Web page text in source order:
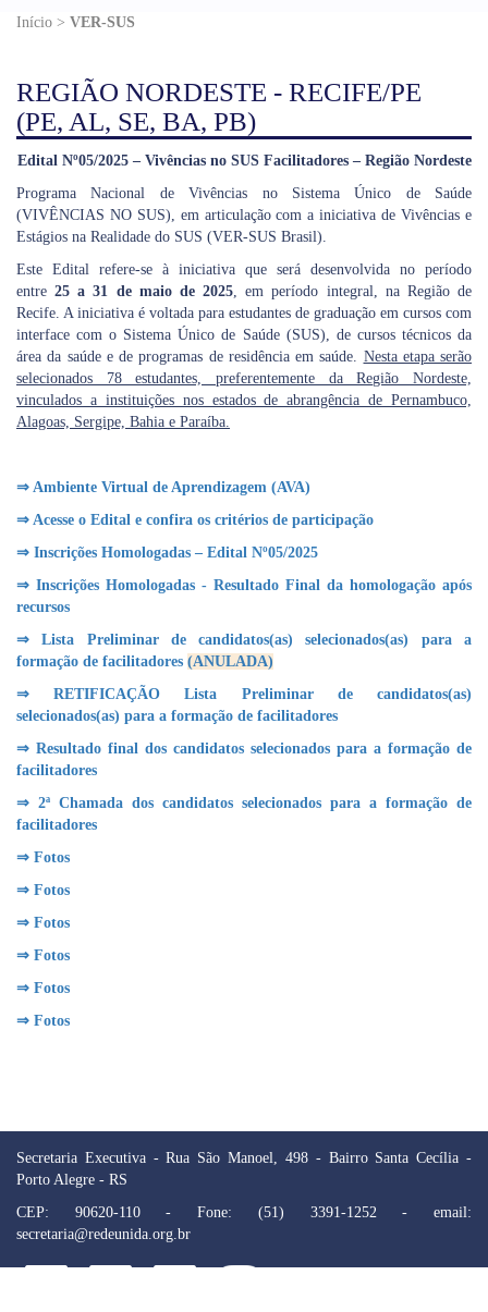
Início > VER-SUS
REGIÃO NORDESTE - RECIFE/PE
(PE, AL, SE, BA, PB)
Edital Nº05/2025 – Vivências no SUS Facilitadores – Região Nordeste
Programa Nacional de Vivências no Sistema Único de Saúde
(VIVÊNCIAS NO SUS), em articulação com a iniciativa de Vivências e
Estágios na Realidade do SUS (VER-SUS Brasil).
Este Edital refere-se à iniciativa que será desenvolvida no período
entre25 a 31 de maio de 2025, em período integral, na Região de
Recife. A iniciativa é voltada para estudantes de graduação em cursos com
interface com o Sistema Único de Saúde (SUS), de cursos técnicos da
área da saúde e de programas de residência em saúde. Nesta etapa serão
selecionados 78 estudantes, preferentemente da Região Nordeste,
vinculados a instituições nos estados de abrangência de Pernambuco,
Alagoas, Sergipe, Bahia e Paraíba.
⇒ Ambiente Virtual de Aprendizagem (AVA)
⇒ Acesse o Edital e confira os critérios de participação
⇒ Inscrições Homologadas – Edital Nº05/2025
⇒ Inscrições Homologadas - Resultado Final da homologação após
recursos
⇒ Lista Preliminar de candidatos(as) selecionados(as) para a
formação de facilitadores (ANULADA)
⇒ RETIFICAÇÃO Lista Preliminar de candidatos(as)
selecionados(as) para a formação de facilitadores
⇒ Resultado final dos candidatos selecionados para a formação de
facilitadores
⇒ 2ª Chamada dos candidatos selecionados para a formação de
facilitadores
⇒ Fotos
⇒ Fotos
⇒ Fotos
⇒ Fotos
⇒ Fotos
⇒ Fotos
Secretaria Executiva - Rua São Manoel, 498 - Bairro Santa Cecília -
Porto Alegre - RS
CEP: 90620-110 - Fone: (51) 3391-1252 - email:
secretaria@redeunida.org.br